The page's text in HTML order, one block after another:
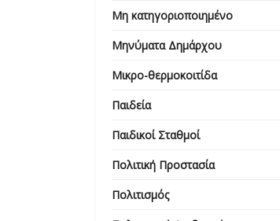
Μη κατηγοριοποιημένο
Μηνύματα Δημάρχου
Μικρο-θερμοκοιτίδα
Παιδεία
Παιδικοί Σταθμοί
Πολιτική Προστασία
Πολιτισμός